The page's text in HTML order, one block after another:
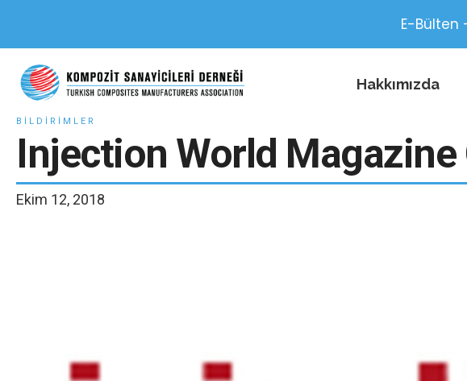
Hakkımızda
BILDIRIMLER
Injection World
Ekim 12, 2018
E-Bülten